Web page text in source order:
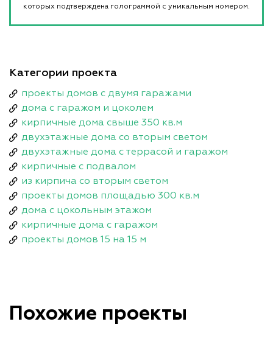
которых подтверждена голограммой с уникальным номером.
Категории проекта
проекты домов с двумя гаражами
дома с гаражом и цоколем
кирпичные дома свыше 350 кв.м
двухэтажные дома со вторым светом
двухэтажные дома с террасой и гаражом
кирпичные с подвалом
из кирпича со вторым светом
проекты домов площадью 300 кв.м
дома с цокольным этажом
кирпичные дома с гаражом
проекты домов 15 на 15 м
Похожие проекты